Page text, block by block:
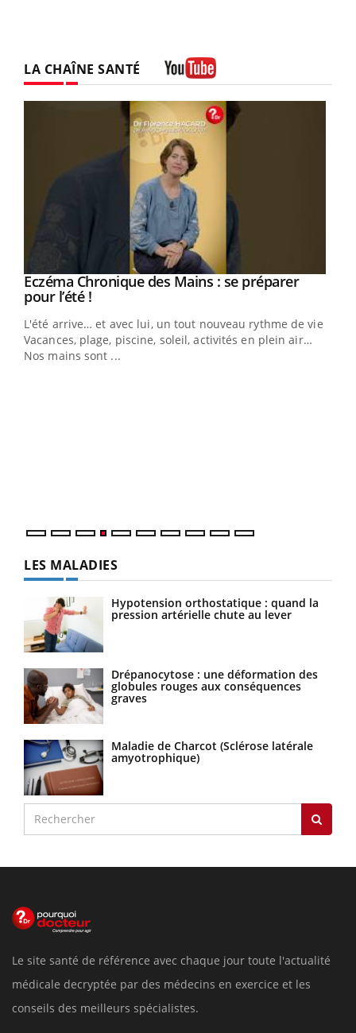
LA CHAÎNE SANTÉ
Youtube
Eczéma Chronique des Mains : se préparer
pour l’été !Youtube
L'été arrive… et avec lui, un tout nouveau rythme de vie !
Vacances, plage, piscine, soleil, activités en plein air…
Nos mains sont ...
LES MALADIES
Hypotension orthostatique : quand la
pression artérielle chute au lever
Drépanocytose : une déformation des
globules rouges aux conséquences
graves
Maladie de Charcot (Sclérose latérale
amyotrophique)
Le site santé de référence avec chaque jour toute l'actualité
médicale decryptée par des médecins en exercice et les
conseils des meilleurs spécialistes.